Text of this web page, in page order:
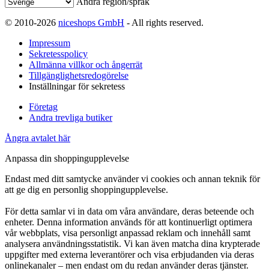
© 2010-2026 niceshops GmbH - All rights reserved.
Impressum
Sekretesspolicy
Allmänna villkor och ångerrät
Tillgänglighetsredogörelse
Inställningar för sekretess
Företag
Andra trevliga butiker
Ångra avtalet här
Anpassa din shoppingupplevelse
Endast med ditt samtycke använder vi cookies och annan teknik för
att ge dig en personlig shoppingupplevelse.
För detta samlar vi in data om våra användare, deras beteende och
enheter. Denna information används för att kontinuerligt optimera
vår webbplats, visa personligt anpassad reklam och innehåll samt
analysera användningsstatistik. Vi kan även matcha dina krypterade
uppgifter med externa leverantörer och visa erbjudanden via deras
onlinekanaler – men endast om du redan använder deras tjänster.